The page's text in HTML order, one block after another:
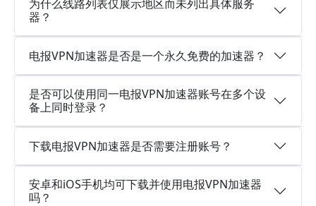
为什么线路列表仅展示地区而未列出具体服务
器？
电报VPN加速器是否是一个永久免费的加速器？
是否可以使用同一电报VPN加速器账号在多个设
备上同时登录？
下载电报VPN加速器是否需要注册账号？
安卓和iOS手机均可下载并使用电报VPN加速器
吗？